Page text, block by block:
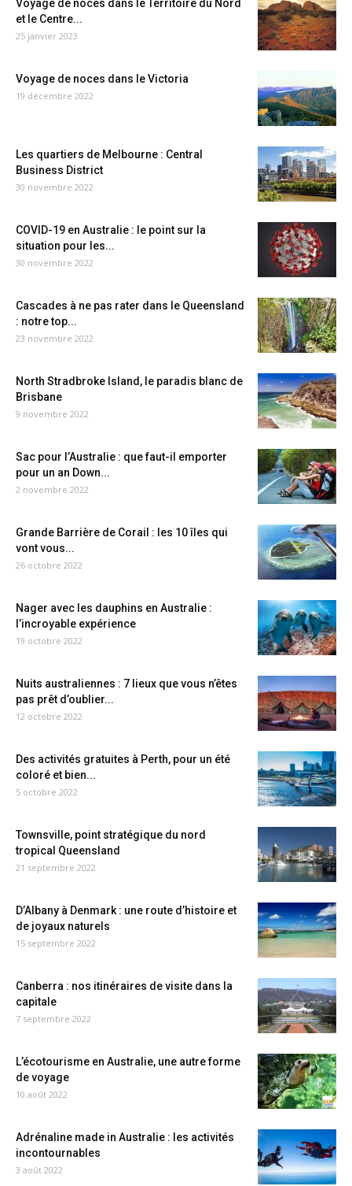
Voyage de noces dans le Territoire du Nord
et le Centre...
25 janvier 2023
Voyage de noces dans le Victoria
19 décembre 2022
Les quartiers de Melbourne : Central
Business District
30 novembre 2022
COVID-19 en Australie : le point sur la
situation pour les...
30 novembre 2022
Cascades à ne pas rater dans le Queensland
: notre top...
23 novembre 2022
North Stradbroke Island, le paradis blanc de
Brisbane
9 novembre 2022
Sac pour l’Australie : que faut-il emporter
pour un an Down...
2 novembre 2022
Grande Barrière de Corail : les 10 îles qui
vont vous...
26 octobre 2022
Nager avec les dauphins en Australie :
l’incroyable expérience
19 octobre 2022
Nuits australiennes : 7 lieux que vous n’êtes
pas prêt d’oublier...
12 octobre 2022
Des activités gratuites à Perth, pour un été
coloré et bien...
5 octobre 2022
Townsville, point stratégique du nord
tropical Queensland
21 septembre 2022
D’Albany à Denmark : une route d’histoire et
de joyaux naturels
15 septembre 2022
Canberra : nos itinéraires de visite dans la
capitale
7 septembre 2022
L’écotourisme en Australie, une autre forme
de voyage
10 août 2022
Adrénaline made in Australie : les activités
incontournables
3 août 2022